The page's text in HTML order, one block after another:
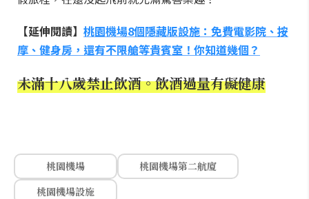
【延伸閱讀】 桃園機場8個隱藏版設施：免費電影院、按
摩、健身房，還有不限艙等貴賓室！你知道幾個？
未滿十八歲禁止飲酒。飲酒過量有礙健康
桃園機場
桃園機場第二航廈
桃園機場設施